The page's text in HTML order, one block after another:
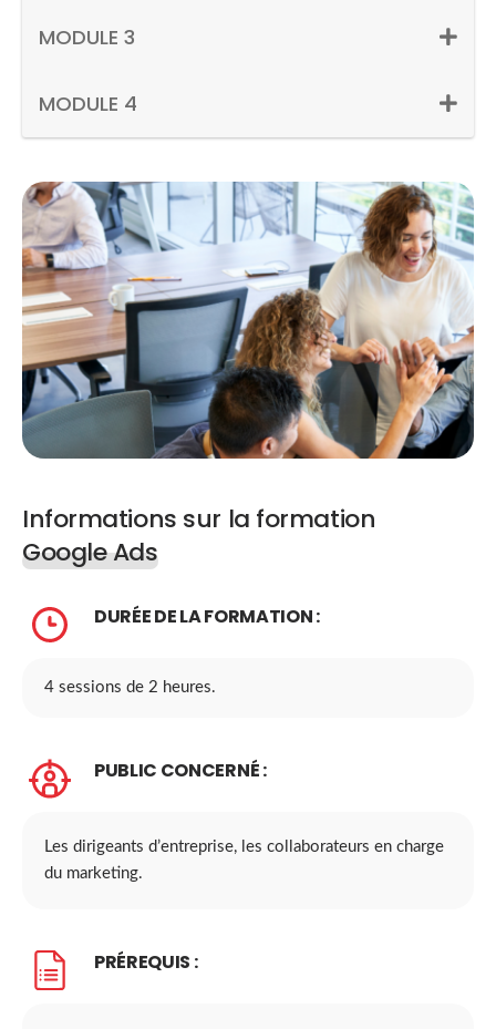
MODULE 3
MODULE 4
Informations sur la formation
Google Ads
DURÉE DE LA FORMATION :
4 sessions de 2 heures.
PUBLIC CONCERNÉ :
Les dirigeants d’entreprise, les collaborateurs en charge
du marketing.
PRÉREQUIS :